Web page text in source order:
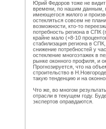
Юрий Федоров тоже не
времени, по нашим данным,
имеющегося жилого и
остекляться совсем не
возможности, кто-то
потребность региона в СПК
крайне мало (+8-10
стабилизация региона в
снижение потребностей у
остекление многоэтажек в
рынке оконного профиля, и
Прогнозируется, что на
строительство в
такую тенденцию и на
Что же, во многом
отрасли в текущем году.
экспертов оправдаются.